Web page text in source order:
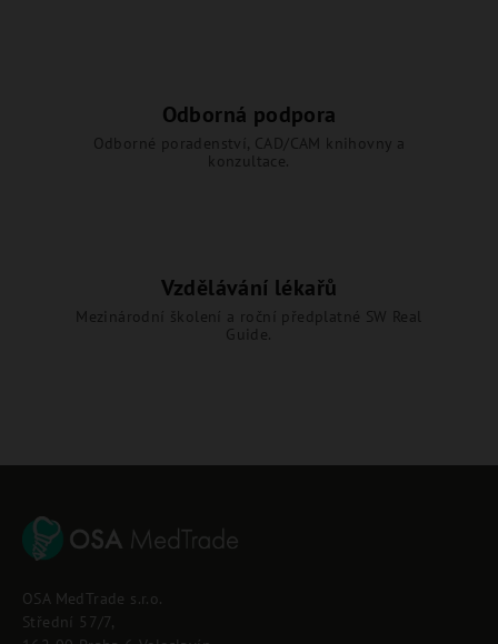
Odborná podpora
Odborné poradenství, CAD/CAM knihovny a
konzultace.
Vzdělávání lékařů
Mezinárodní školení a roční předplatné SW Real
Guide.
OSA MedTrade s.r.o.
Střední 57/7,